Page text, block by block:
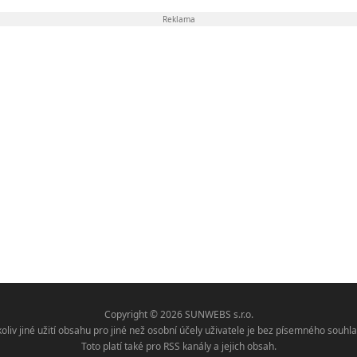
Reklama
Copyright © 2026 SUNWEBS s.r.o.
jiné užití obsahu pro jiné než osobní účely uživatele je bez písemného
Toto platí také pro RSS kanály a jejich obsah.